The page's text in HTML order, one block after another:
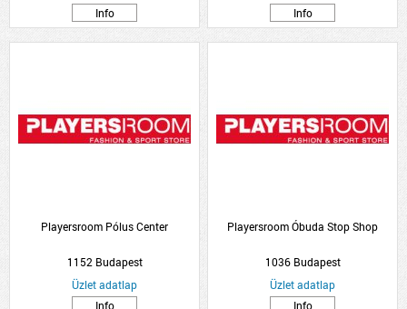
Info
Info
Playersroom Pólus Center
1152 Budapest
Üzlet adatlap
Info
Playersroom Óbuda Stop Shop
1036 Budapest
Üzlet adatlap
Info